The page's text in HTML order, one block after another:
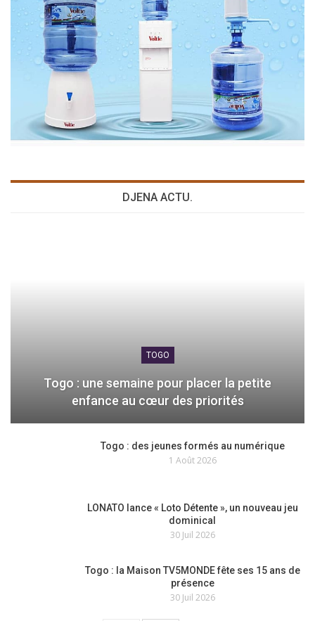
DJENA ACTU.
TOGO
Togo : une semaine pour placer la petite
enfance au cœur des priorités
Togo : des jeunes formés au numérique
1 Août 2026
LONATO lance « Loto Détente », un nouveau jeu
dominical
30 Juil 2026
Togo : la Maison TV5MONDE fête ses 15 ans de
présence
30 Juil 2026